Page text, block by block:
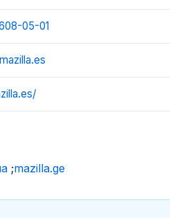
05-01
;mazilla.ge